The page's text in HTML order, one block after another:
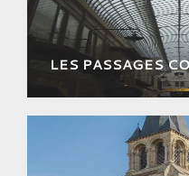
LES PASSAGES
Déambulez à la
raccourcis
haussmannien !